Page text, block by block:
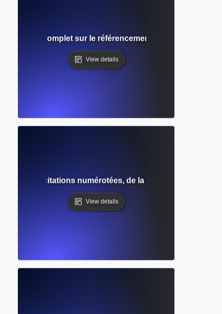
? Guide complet sur le référencement et les règles de
View details
des citations numérotées, de la mise en forme et
View details